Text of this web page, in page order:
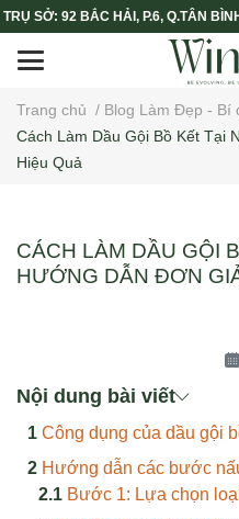
TRỤ SỞ: 92 BẮC HẢI, P.6, Q.TÂN
Trang chủ / Blog Làm Đẹp - Bí
Cách Làm Dầu Gội Bồ Kết Tại
Hiệu Quả
CÁCH LÀM DẦU GỘI
HƯỚNG DẪN ĐƠN
Nội dung bài viết
Công dụng của dầu gội
Hướng dẫn các bước
Bước 1: Lựa chọn